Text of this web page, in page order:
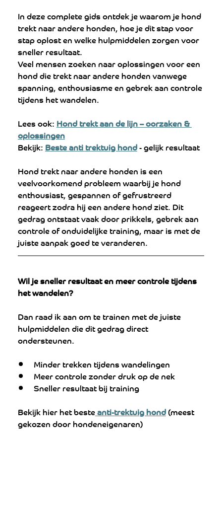
In deze complete gids ontdek je waarom je hond
trekt naar andere honden, hoe je dit stap voor
stap oplost en welke hulpmiddelen zorgen voor
sneller resultaat.
Veel mensen zoeken naar oplossingen voor een
hond die trekt naar andere honden vanwege
spanning, enthousiasme en gebrek aan controle
tijdens het wandelen.
Lees ook: Hond trekt aan de lijn – oorzaken &
oplossingen
Bekijk: Beste anti trektuig hond - gelijk resultaat
Hond trekt naar andere honden is een
veelvoorkomend probleem waarbij je hond
enthousiast, gespannen of gefrustreerd
reageert zodra hij een andere hond ziet. Dit
gedrag ontstaat vaak door prikkels, gebrek aan
controle of onduidelijke training, maar is met de
juiste aanpak goed te veranderen.
Wil je sneller resultaat en meer controle tijdens
het wandelen?
Dan raad ik aan om te trainen met de juiste
hulpmiddelen die dit gedrag direct
ondersteunen.
Minder trekken tijdens wandelingen
Meer controle zonder druk op de nek
Sneller resultaat bij training
Bekijk hier het beste anti-trektuig hond (meest
gekozen door hondeneigenaren)